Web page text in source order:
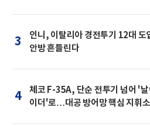
3
인니, 이탈리아 경전투기 12대
안방 흔들린다
4
체코 F-35A, 단순 전투기 넘어 '날
이더'로…대공 방어망 핵심 지휘